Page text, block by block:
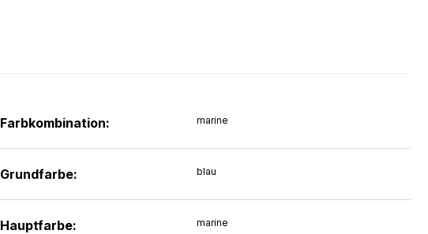
Farbkombination: marine
Grundfarbe: blau
Hauptfarbe: marine